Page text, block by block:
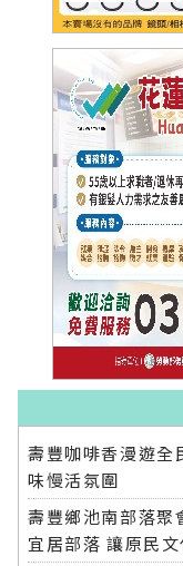
壽豐咖啡香漫遊
味慢活氛圍
壽豐鄉池南部落聚
宜居部落 讓原民